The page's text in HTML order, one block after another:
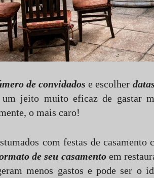
de convidados e escolher
jeito muito eficaz de gastar
o mais caro!
com festas de
de seu casamentoem
menos gastos e pode ser o